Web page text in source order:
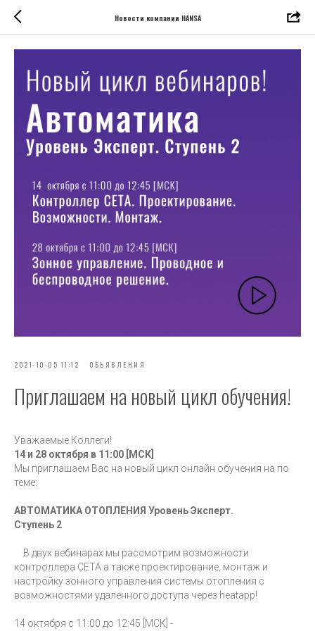
Новости компании HANSA
2021-10-05 11:12 ОБЬЯВЛЕНИЯ
Приглашаем на новый цикл обучения!
Уважаемые Коллеги!
14 и 28 октября в 11:00 [МСК] ⠀
Мы приглашаем Вас на новый цикл онлайн обучения на по
теме:
АВТОМАТИКА ОТОПЛЕНИЯ Уровень Эксперт.
Ступень 2
⠀ В двух вебинарах мы рассмотрим возможности
контроллера СETA а также проектирование, монтаж и
настройку зонного управления системы отопления с
возможностями удаленного доступа через heatapp! ⠀
14 октября с 11:00 до 12:45 [МСК] -